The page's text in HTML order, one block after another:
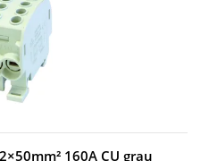
160A CU grau